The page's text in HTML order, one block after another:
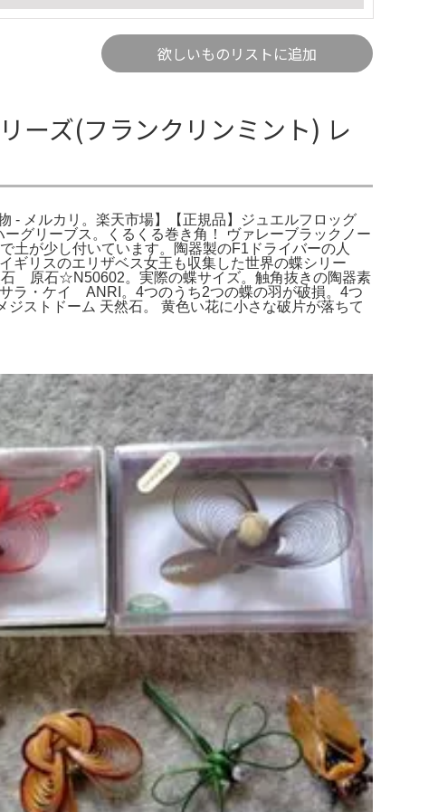
欲しいものリストに追加
ーズ(フランクリンミント) レ
- メルカリ。楽天市場】【正規品】ジュエルフロッグ
グリーブス。くるくる巻き角！ ヴァレーブラックノー
が少し付いています。陶器製のF1ドライバーの人
ギリスのエリザベス女王も収集した世界の蝶シリー
原石☆N50602。実際の蝶サイズ。触角抜きの陶器素
ラ・ケイ ANRI。4つのうち2つの蝶の羽が破損。4つ
ストドーム 天然石。 黄色い花に小さな破片が落ちて